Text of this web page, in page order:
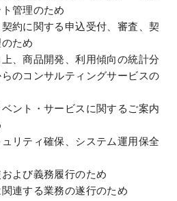
管理のため
約に関する申込受付、審査、契
ため
、商品開発、利用傾向の統計分
のコンサルティングサービスの
ント・サービスに関するご案内
リティ確保、システム運用保全
よび義務履行のため
連する業務の遂行のため